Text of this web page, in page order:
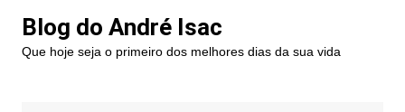
Blog do André Isac
Que hoje seja o primeiro dos melhores dias da sua vida